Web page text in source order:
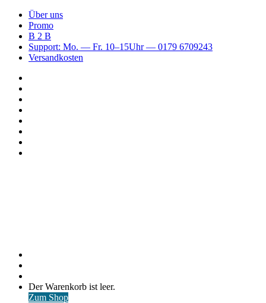
Über uns
Promo
B 2 B
Support: Mo. — Fr. 10–15Uhr — 0179 6709243
Versandkosten
Warenkorb
ansehen
Der Warenkorb ist leer.
Zum Shop